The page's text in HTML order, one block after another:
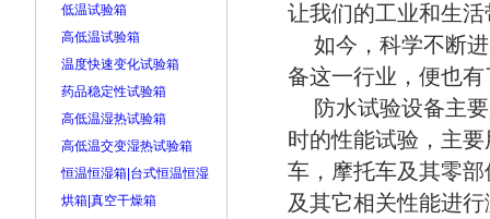
低温试验箱
高低温试验箱
温度快速变化试验箱
药品稳定性试验箱
高低温湿热试验箱
高低温交变湿热试验箱
恒温恒湿箱|台式恒温恒湿
烘箱|真空干燥箱
让我们的工业和生
如今，科学不断进
备这一行业，便也
防水试验设备主要
时的性能试验，主
车，摩托车及其零
及其它相关性能进